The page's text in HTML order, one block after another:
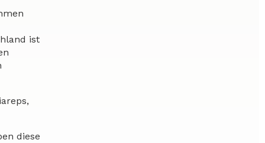
ist
diese